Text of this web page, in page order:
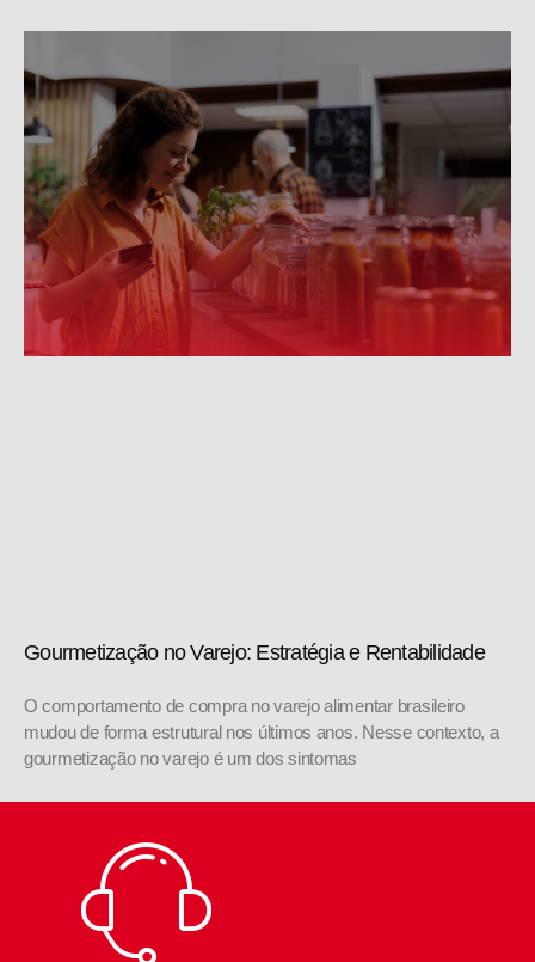
Gourmetização no Varejo: Estratégia e Rentabilidade
O comportamento de compra no varejo alimentar brasileiro
mudou de forma estrutural nos últimos anos. Nesse contexto, a
gourmetização no varejo é um dos sintomas